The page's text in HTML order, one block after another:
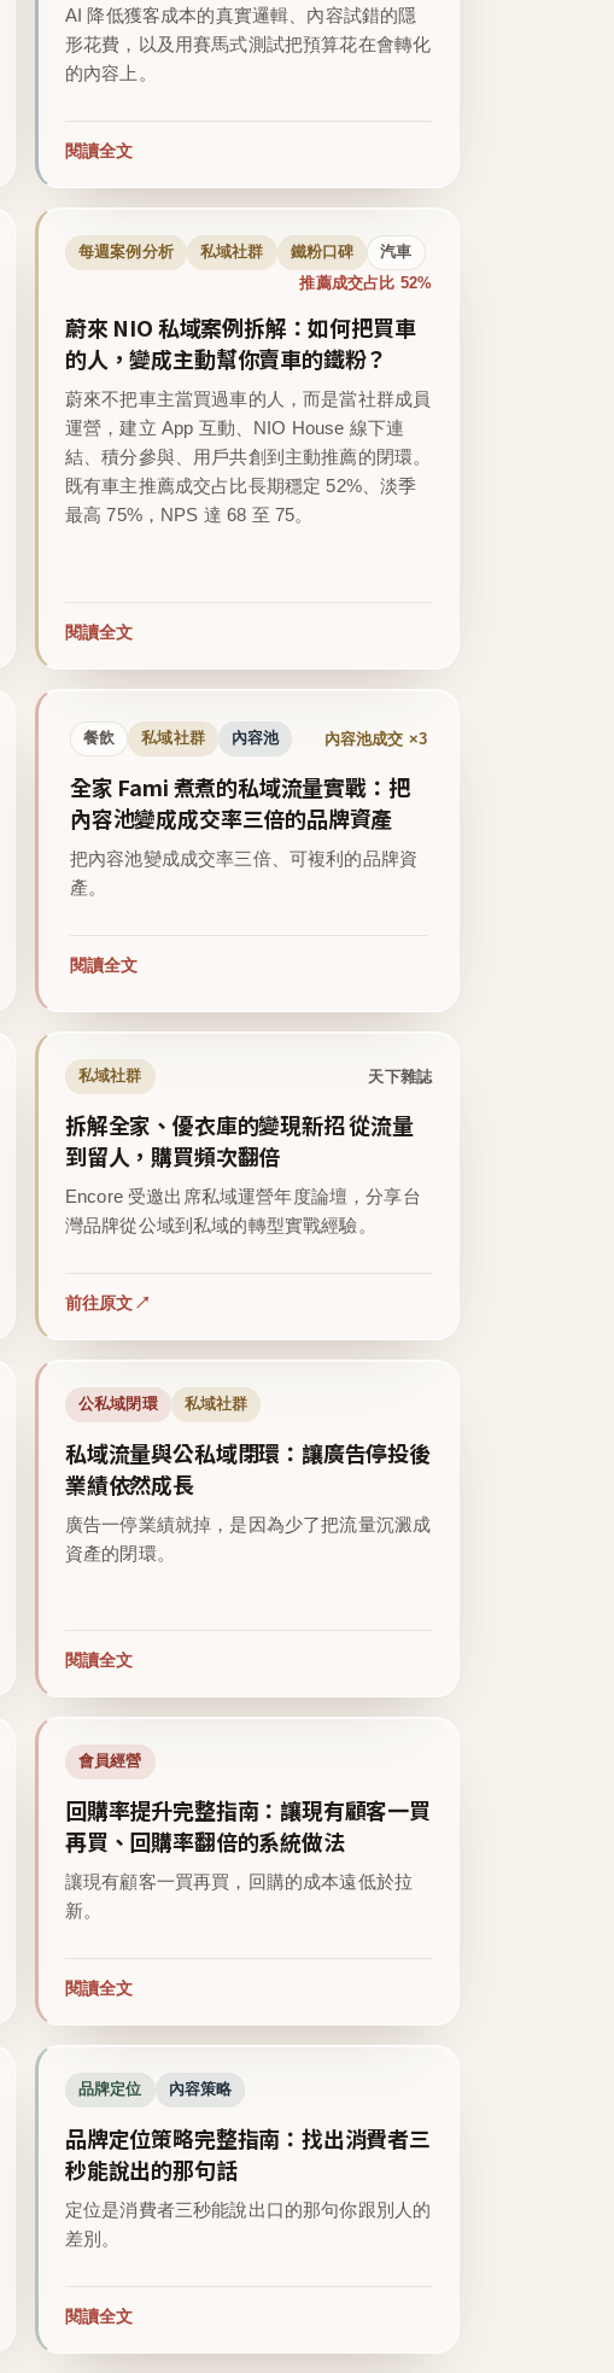
AI 降低獲客成本的真實邏輯、內容試錯的隱
形花費，以及用賽馬式測試把預算花在會轉化
的內容上。
閱讀全文
每週案例分析 私域社群 鐵粉口碑 汽車
推薦成交占比 52%
蔚來 NIO 私域案例拆解：如何把買車
的人，變成主動幫你賣車的鐵粉？
蔚來不把車主當買過車的人，而是當社群成員
運營，建立 App 互動、NIO House 線下連
結、積分參與、用戶共創到主動推薦的閉環。
既有車主推薦成交占比長期穩定 52%、淡季
最高 75%，NPS 達 68 至 75。
閱讀全文
餐飲 私域社群 內容池 內容池成交 ×3
全家 Fami 煮煮的私域流量實戰：把
內容池變成成交率三倍的品牌資產
把內容池變成成交率三倍、可複利的品牌資
產。
閱讀全文
私域社群 天下雜誌
拆解全家、優衣庫的變現新招 從流量
到留人，購買頻次翻倍
Encore 受邀出席私域運營年度論壇，分享台
灣品牌從公域到私域的轉型實戰經驗。
前往原文
公私域閉環 私域社群
私域流量與公私域閉環：讓廣告停投後
業績依然成長
廣告一停業績就掉，是因為少了把流量沉澱成
資產的閉環。
閱讀全文
會員經營
回購率提升完整指南：讓現有顧客一買
再買、回購率翻倍的系統做法
讓現有顧客一買再買，回購的成本遠低於拉
新。
閱讀全文
品牌定位 內容策略
品牌定位策略完整指南：找出消費者三
秒能說出的那句話
定位是消費者三秒能說出口的那句你跟別人的
差別。
閱讀全文